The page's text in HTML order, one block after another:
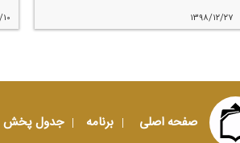
۱۳۹۸/۱۲/۲۷
صفحه اصلی برنامه جدول پخش